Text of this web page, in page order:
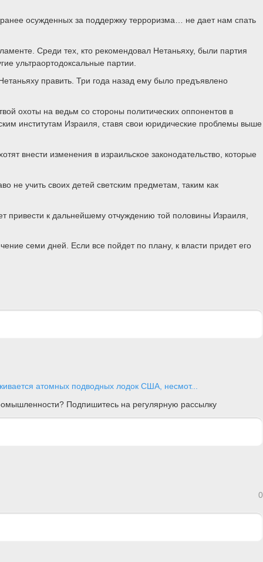
осужденных за поддержку терроризма… не дает нам спать
Среди тех, кто рекомендовал Нетаньяху, были партия
ультраортодоксальные партии.
править. Три года назад ему было предъявлено
охоты на ведьм со стороны политических оппонентов в
институтам Израиля, ставя свои юридические проблемы выше
внести изменения в израильское законодательство, которые
не учить своих детей светским предметам, таким как
к дальнейшему отчуждению той половины Израиля,
семи дней. Если все пойдет по плану, к власти придет его
атомных подводных лодок США, несмот...
Подпишитесь на регулярную рассылку
0